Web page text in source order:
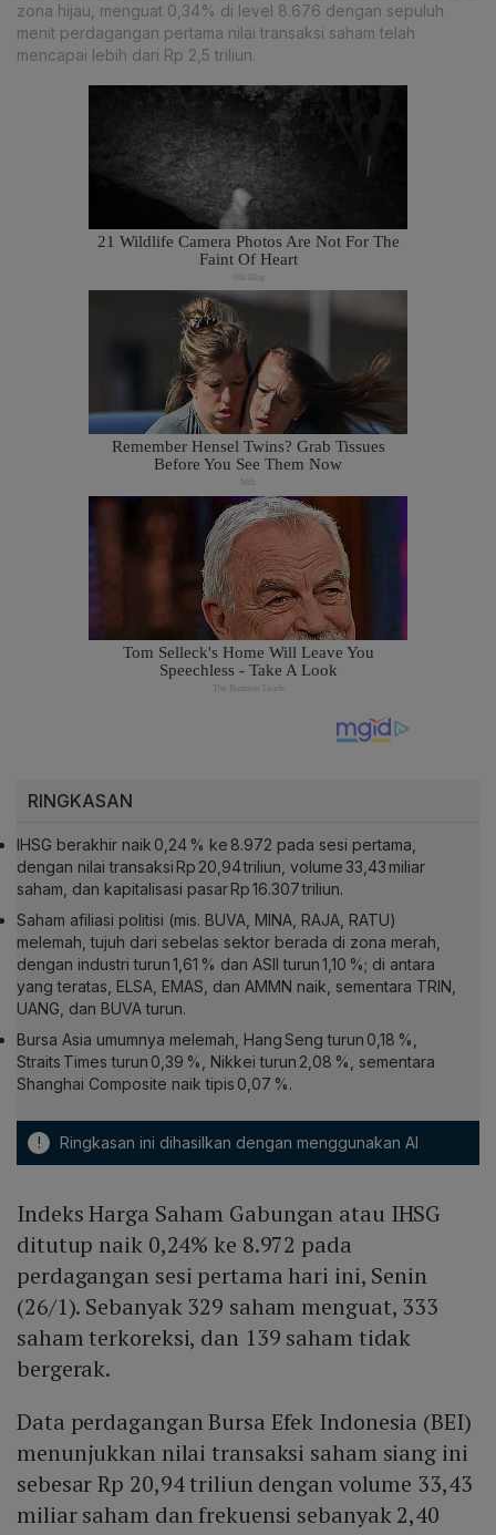
zona hijau, menguat 0,34% di level 8.676 dengan sepuluh
menit perdagangan pertama nilai transaksi saham telah
mencapai lebih dari Rp 2,5 triliun.
RINGKASAN
IHSG berakhir naik 0,24 % ke 8.972 pada sesi pertama,
dengan nilai transaksi Rp 20,94 triliun, volume 33,43 miliar
saham, dan kapitalisasi pasar Rp 16.307 triliun.
Saham afiliasi politisi (mis. BUVA, MINA, RAJA, RATU)
melemah, tujuh dari sebelas sektor berada di zona merah,
dengan industri turun 1,61 % dan ASII turun 1,10 %; di antara
yang teratas, ELSA, EMAS, dan AMMN naik, sementara TRIN,
UANG, dan BUVA turun.
Bursa Asia umumnya melemah, Hang Seng turun 0,18 %,
Straits Times turun 0,39 %, Nikkei turun 2,08 %, sementara
Shanghai Composite naik tipis 0,07 %.
! Ringkasan ini dihasilkan dengan menggunakan AI
Indeks Harga Saham Gabungan atau IHSG
ditutup naik 0,24% ke 8.972 pada
perdagangan sesi pertama hari ini, Senin
(26/1). Sebanyak 329 saham menguat, 333
saham terkoreksi, dan 139 saham tidak
bergerak.
Data perdagangan Bursa Efek Indonesia (BEI)
menunjukkan nilai transaksi saham siang ini
sebesar Rp 20,94 triliun dengan volume 33,43
miliar saham dan frekuensi sebanyak 2,40